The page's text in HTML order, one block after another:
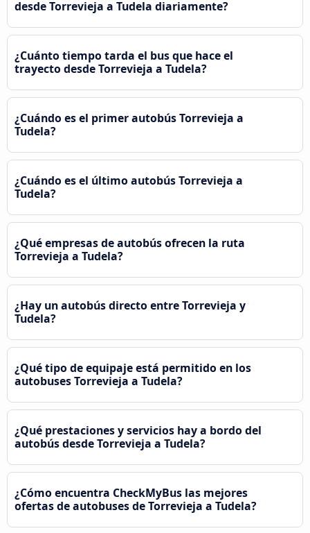
desde Torrevieja a Tudela diariamente?
¿Cuánto tiempo tarda el bus que hace el
trayecto desde Torrevieja a Tudela?
¿Cuándo es el primer autobús Torrevieja a
Tudela?
¿Cuándo es el último autobús Torrevieja a
Tudela?
¿Qué empresas de autobús ofrecen la ruta
Torrevieja a Tudela?
¿Hay un autobús directo entre Torrevieja y
Tudela?
¿Qué tipo de equipaje está permitido en los
autobuses Torrevieja a Tudela?
¿Qué prestaciones y servicios hay a bordo del
autobús desde Torrevieja a Tudela?
¿Cómo encuentra CheckMyBus las mejores
ofertas de autobuses de Torrevieja a Tudela?